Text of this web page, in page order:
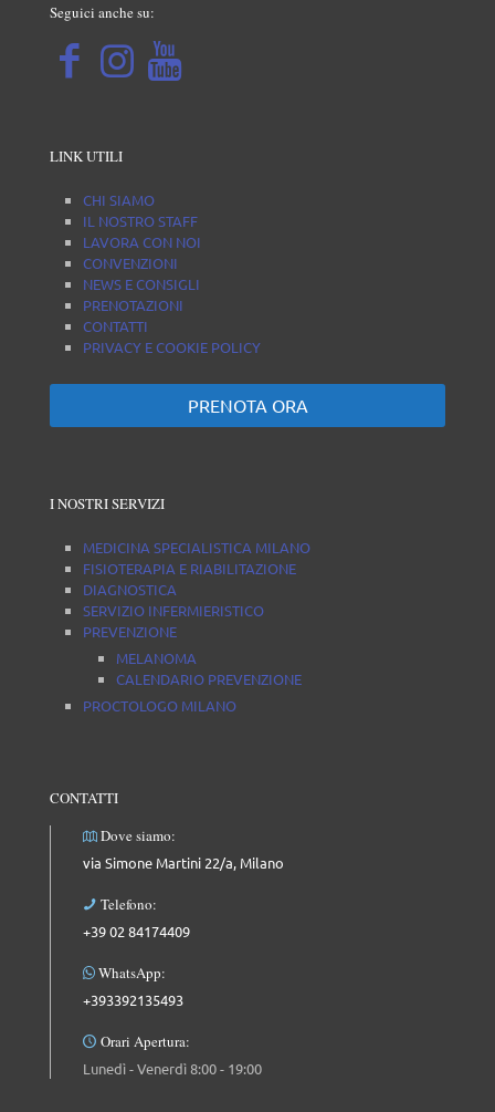
Seguici anche su:
LINK UTILI
CHI SIAMO
IL NOSTRO STAFF
LAVORA CON NOI
CONVENZIONI
NEWS E CONSIGLI
PRENOTAZIONI
CONTATTI
PRIVACY E COOKIE POLICY
PRENOTA ORA
I NOSTRI SERVIZI
MEDICINA SPECIALISTICA MILANO
FISIOTERAPIA E RIABILITAZIONE
DIAGNOSTICA
SERVIZIO INFERMIERISTICO
PREVENZIONE
MELANOMA
CALENDARIO PREVENZIONE
PROCTOLOGO MILANO
CONTATTI
Dove siamo:
via Simone Martini 22/a, Milano
Telefono:
+39 02 84174409
WhatsApp:
+393392135493
Orari Apertura:
Lunedì - Venerdì 8:00 - 19:00